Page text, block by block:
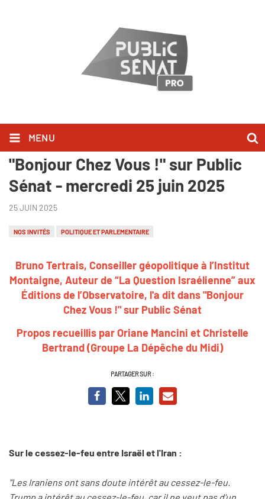
MENU
Bruno Tertrais l'a dit dans
"Bonjour Chez Vous !" sur Public
Sénat - mercredi 25 juin 2025
25 JUIN 2025
NOS INVITÉS POLITIQUE ET PARLEMENTAIRE
Bruno Tertrais, Conseiller géopolitique à l’Institut
Montaigne, Auteur de “La Question Israélienne” aux
Éditions de l’Observatoire, l'a dit dans "Bonjour
Chez Vous !" sur Public Sénat
Propos recueillis par Oriane Mancini et Christelle
Bertrand (Groupe La Dépêche du Midi)
PARTAGER SUR :
Sur le cessez-le-feu entre Israël et l'Iran :
"Les Iraniens ont sans doute intérêt au cessez-le-feu.